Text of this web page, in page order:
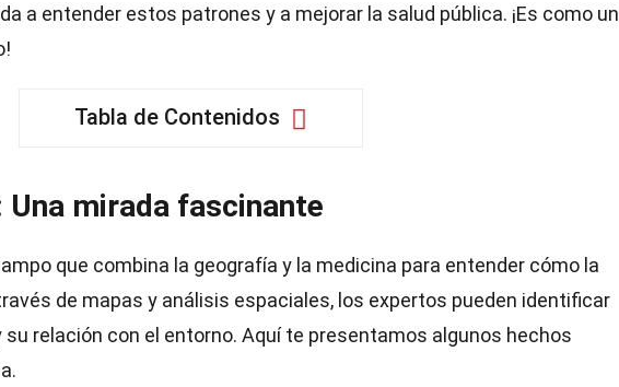
a entender estos patrones y a mejorar la salud pública. ¡Es como un
Tabla de Contenidos
mirada fascinante
que combina la geografía y la medicina para entender cómo la
de mapas y análisis espaciales, los expertos pueden identificar
relación con el entorno. Aquí te presentamos algunos hechos